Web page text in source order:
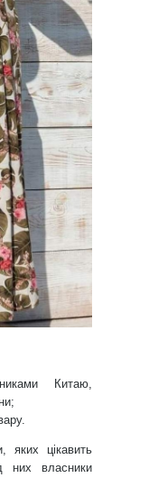
Китаю,
яких цікавить
них власники